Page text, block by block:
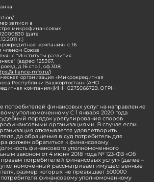
записи в
микрофинансовых
(дата
г.)
компания» с 16
членом Союза
"Институты развития
(адрес: 125367,
д.16 стр.1, оф.308;
alliance-mfo.ru/)
организация «Микрокредитная
Республики Башкортостан» (АНО
компания»)ИНН 0275066729, ОГРН
финансовых услуг на направление
уполномоченному С 1 января 2020 года
порядок урегулирования споров
организациями. В случае если
отказывается удовлетворить
до обращения в суд потребитель для
должен обратиться к финансовому
финансового уполномоченного
законом от 4 июня 2018 года № 123-ФЗ «Об
потребителей финансовых услуг» (далее –
рассматривает имущественные
размер которых не превышает 500000
финансовому уполномоченному